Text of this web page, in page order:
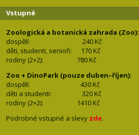
Vstupné
Zoologická a botanická zahrada (Zoo):
dospělí:
240 Kč
děti, studenti, senioři: 170 Kč
rodiny (2+2): 780 Kč
Zoo + DinoPark (pouze duben–říjen):
dospělí: 430 Kč
děti a studenti: 320 Kč
rodiny (2+2): 1410 Kč
Podrobné vstupné a slevy zde.